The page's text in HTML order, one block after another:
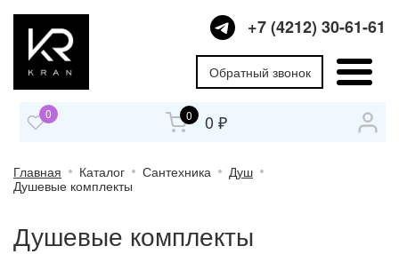
+7 (4212) 30-61-61
Обратный звонок
0 0 0 ₽
Главная Каталог Сантехника
Душ
Душевые комплекты
Душевые комплекты